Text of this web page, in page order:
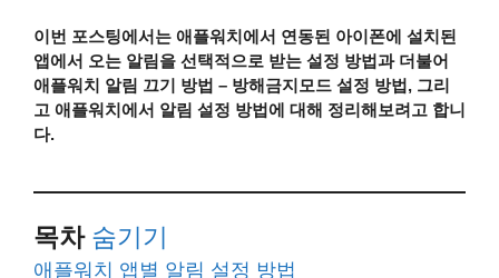
이번 포스팅에서는 애플워치에서 연동된 아이폰에 설치된
앱에서 오는 알림을 선택적으로 받는 설정 방법과 더불어
애플워치 알림 끄기 방법 – 방해금지모드 설정 방법, 그리
고 애플워치에서 알림 설정 방법에 대해 정리해보려고 합니
다.
목차 숨기기
애플워치 앱별 알림 설정 방법